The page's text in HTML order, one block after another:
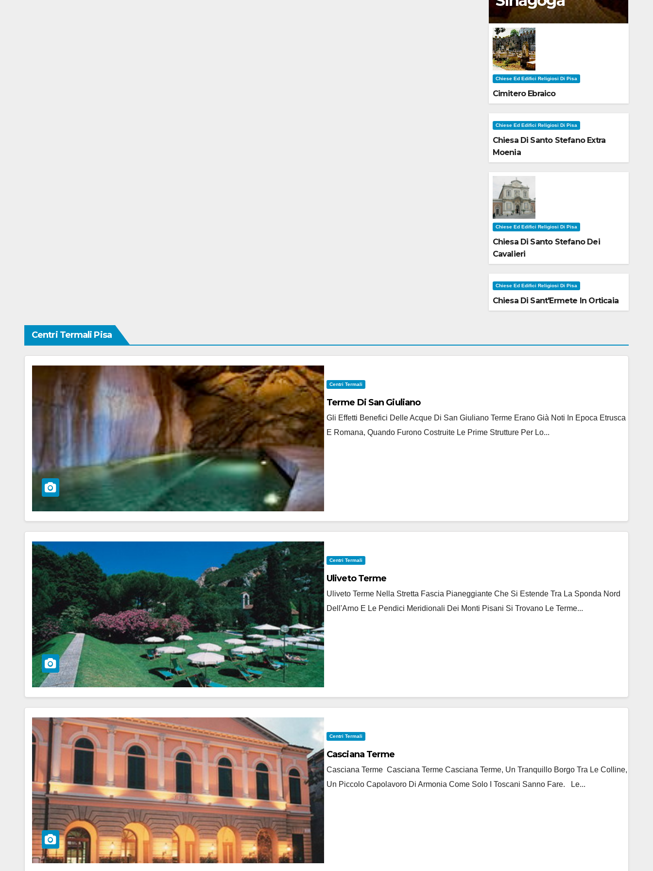
Chiese Ed Edifici Religiosi Di Pisa
Cimitero Ebraico
Chiese Ed Edifici Religiosi Di Pisa
Chiesa Di Santo Stefano Extra
Moenia
Chiese Ed Edifici Religiosi Di Pisa
Chiesa Di Santo Stefano Dei
Cavalieri
Chiese Ed Edifici Religiosi Di Pisa
Chiesa Di Sant'Ermete In Orticaia
Centri Termali Pisa
Centri Termali
Terme Di San Giuliano
Gli Effetti Benefici Delle Acque Di San Giuliano Terme Erano Già Noti In Epoca Etrusca
E Romana, Quando Furono Costruite Le Prime Strutture Per Lo...
Centri Termali
Uliveto Terme
Uliveto Terme Nella Stretta Fascia Pianeggiante Che Si Estende Tra La Sponda Nord
Dell'Arno E Le Pendici Meridionali Dei Monti Pisani Si Trovano Le Terme...
Centri Termali
Casciana Terme
Casciana Terme Casciana Terme Casciana Terme, Un Tranquillo Borgo Tra Le Colline,
Un Piccolo Capolavoro Di Armonia Come Solo I Toscani Sanno Fare. Le...